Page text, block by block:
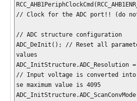
// Clock for the ADC port!! (do
// ADC structure configuration
ADC_DeInit(); // Reset all
values
ADC_InitStructure.ADC_Resolution =
// Input voltage is converted into
se maximum value is 4095